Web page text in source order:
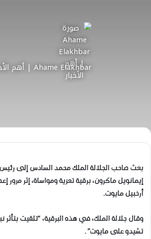
Ahame Elakhbar | أهم الأخبار
بعث صاحب الجلالة الملك محمد السادس إلى رئيس
إيمانويل ماكرون، برقية تعزية ومواساة، إثر مرور
أرخبيل مايوت.
وقال جلالة الملك، في هذه البرقية، “تلقيت بتأثر
تشيدو على مايوت”.